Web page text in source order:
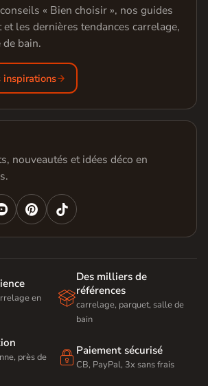
« Bien choisir », nos guides
et les dernières tendances carrelage,
bain.
inspirations
nouveautés et idées déco en

en

Des milliers de
références
carrelage, parquet, salle de
bain
près de
 Paiement sécurisé
CB, PayPal, 3x sans frais